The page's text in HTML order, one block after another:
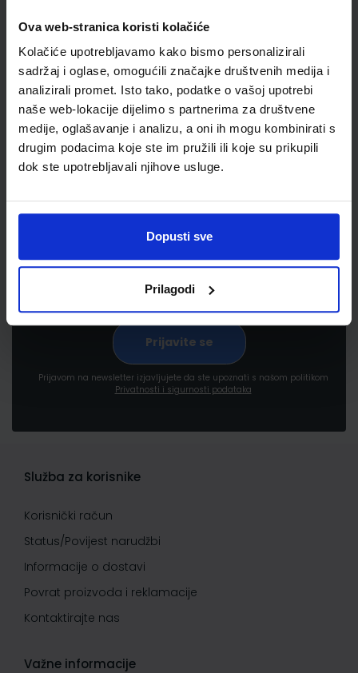
Ova web-stranica koristi kolačiće
Kolačiće upotrebljavamo kako bismo personalizirali
sadržaj i oglase, omogućili značajke društvenih medija i
analizirali promet. Isto tako, podatke o vašoj upotrebi
naše web-lokacije dijelimo s partnerima za društvene
medije, oglašavanje i analizu, a oni ih mogu kombinirati s
drugim podacima koje ste im pružili ili koje su prikupili
dok ste upotrebljavali njihove usluge.
Dopusti sve
Prilagodi
Newsletter prijava
Prijavite se kako bi primali informacije o novim
pogodnostima
Prijavom na newsletter izjavljujete da ste upoznati s našom politikom
Privatnosti i sigurnosti podataka
Služba za korisnike
Korisnički račun
Status/Povijest narudžbi
Informacije o dostavi
Povrat proizvoda i reklamacije
Kontaktirajte nas
Važne informacije